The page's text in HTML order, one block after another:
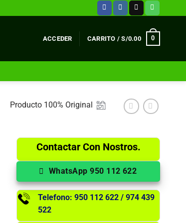
ACCEDER CARRITO /S/0.00 0
Producto 100% Original
Contactar Con Nostros.
WhatsApp 950 112 622
Telefono: 950 112 622 / 974 439
522